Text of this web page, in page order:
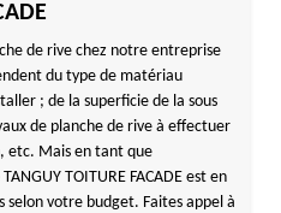
de rive chez notre entreprise
du type de matériau
; de la superficie de la sous
de planche de rive à effectuer
etc. Mais en tant que
TOITURE FACADE est en
selon votre budget. Faites appel à